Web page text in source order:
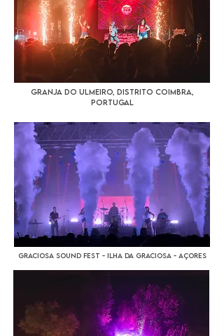
Granja do Ulmeiro, Distrito Coimbra,
Portugal
Graciosa Sound Fest - Ilha da Graciosa - Açores